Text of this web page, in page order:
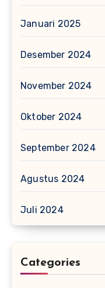
Januari 2025
Desember 2024
November 2024
Oktober 2024
September 2024
Agustus 2024
Juli 2024
Categories